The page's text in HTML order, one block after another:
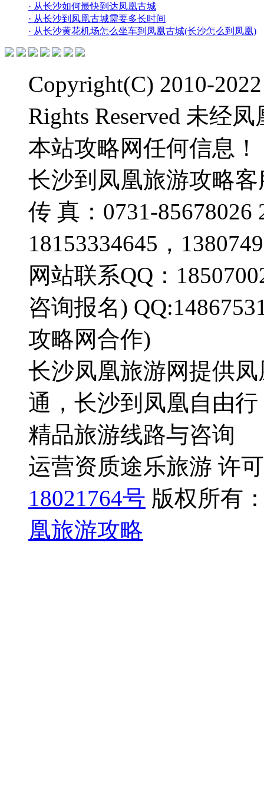
· 从长沙如何最快到达凤凰古城
· 从长沙到凤凰古城需要多长时间
· 从长沙黄花机场怎么坐车到凤凰古城(长沙怎么到凤凰)
Copyright(C) 2010-
Rights Reserved 未经
本站攻略网任何信息！
长沙到凤凰旅游攻略客
传 真：0731-
18153334645，
网站联系QQ：
咨询报名)
攻略网合作)
长沙凤凰旅游网提供
通，长沙到凤凰自由
精品旅游线路与咨询
运营资质途乐旅游 许
18021764号 版权所有
凰旅游攻略